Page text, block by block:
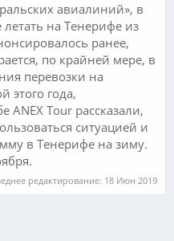
авиалиний», в
на Тенерифе из
ранее,
по крайней мере, в
перевозки на
этого года,
ANEX Tour рассказали,
ситуацией и
в Тенерифе на зиму.
редактирование: 18 Июн 2019